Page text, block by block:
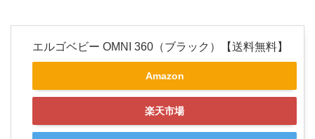
エルゴベビー OMNI 360（ブラック）【送料無料】
Amazon
楽天市場